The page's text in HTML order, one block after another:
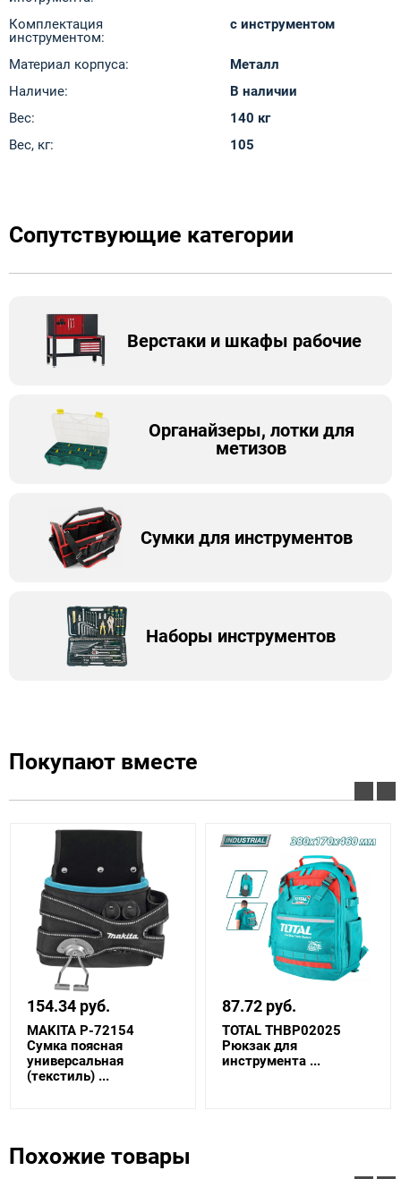
Комплектация
инструментом:
с инструментом
Материал корпуса:
Металл
Наличие:
В наличии
Вес:
140 кг
Вес, кг:
105
Сопутствующие категории
Верстаки и шкафы рабочие
Органайзеры, лотки для
метизов
Сумки для инструментов
Наборы инструментов
Покупают вместе
154.34 руб.
MAKITA P-72154
Сумка поясная
универсальная
(текстиль) ...
87.72 руб.
TOTAL THBP02025
Рюкзак для
инструмента ...
Похожие товары